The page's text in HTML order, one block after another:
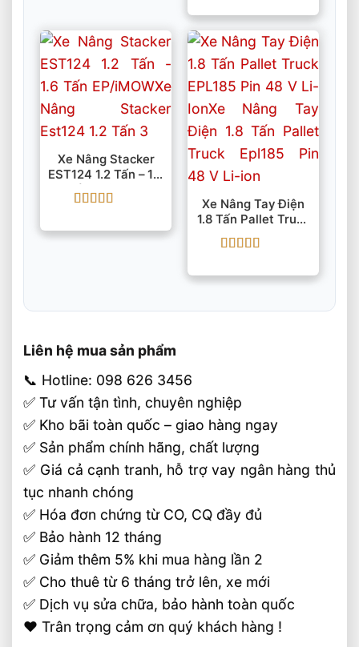
hạng55 sao
Xe Nâng Stacker
EST124 1.2 Tấn – 1.6
Tấn EP/iMOW
hạng55 sao
Xe Nâng Tay Điện
1.8 Tấn Pallet Truck
EPL185 Pin 48 V Li-
Ion
hạng55 sao
Liên hệ mua sản phẩm
📞 Hotline: 098 626 3456
✅ Tư vấn tận tình, chuyên nghiệp
✅ Kho bãi toàn quốc – giao hàng ngay
✅ Sản phẩm chính hãng, chất lượng
✅ Giá cả cạnh tranh, hỗ trợ vay ngân hàng thủ
tục nhanh chóng
✅ Hóa đơn chứng từ CO, CQ đầy đủ
✅ Bảo hành 12 tháng
✅ Giảm thêm 5% khi mua hàng lần 2
✅ Cho thuê từ 6 tháng trở lên, xe mới
✅ Dịch vụ sửa chữa, bảo hành toàn quốc
❤️ Trân trọng cảm ơn quý khách hàng !